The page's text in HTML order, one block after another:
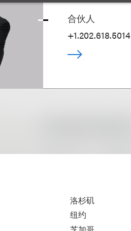
合伙人
+1.202.618.5014
洛杉矶
纽约